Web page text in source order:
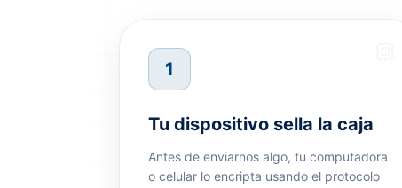
1
Tu dispositivo sella la caja
Antes de enviarnos algo, tu computadora
o celular lo encripta usando el protocolo